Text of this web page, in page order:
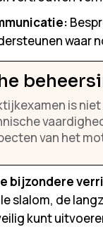
waar
is
van het
bijzondere
slalom, de
kunt